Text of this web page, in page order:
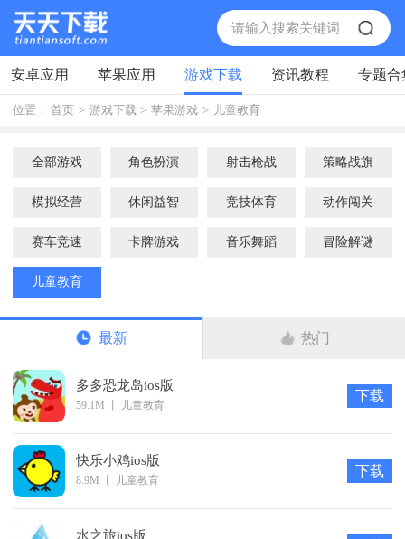
安卓应用 苹果应用 游戏下载 资讯教程 专题合
位置： 首页 > 游戏下载 > 苹果游戏 > 儿童教育
全部游戏 角色扮演 射击枪战 策略战旗
模拟经营 休闲益智 竞技体育 动作闯关
赛车竞速 卡牌游戏 音乐舞蹈 冒险解谜
儿童教育
最新 热门
多多恐龙岛ios版
59.1M 儿童教育
下载
快乐小鸡ios版
8.9M 儿童教育
下载
水之旅ios版